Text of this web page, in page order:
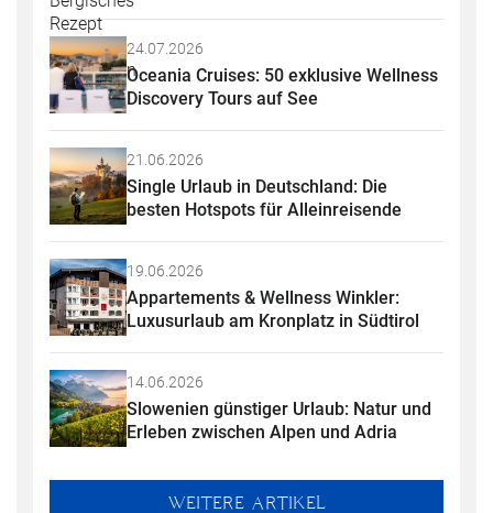
24.07.2026
Oceania Cruises: 50 exklusive Wellness
Discovery Tours auf See
21.06.2026
Single Urlaub in Deutschland: Die
besten Hotspots für Alleinreisende
19.06.2026
Appartements & Wellness Winkler:
Luxusurlaub am Kronplatz in Südtirol
14.06.2026
Slowenien günstiger Urlaub: Natur und
Erleben zwischen Alpen und Adria
WEITERE ARTIKEL